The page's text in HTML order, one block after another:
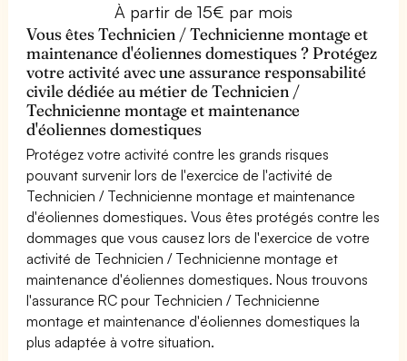
À partir de 15€ par mois
Vous êtes Technicien / Technicienne montage et
maintenance d'éoliennes domestiques ? Protégez
votre activité avec une assurance responsabilité
civile dédiée au métier de Technicien /
Technicienne montage et maintenance
d'éoliennes domestiques
Protégez votre activité contre les grands risques
pouvant survenir lors de l'exercice de l'activité de
Technicien / Technicienne montage et maintenance
d'éoliennes domestiques. Vous êtes protégés contre les
dommages que vous causez lors de l'exercice de votre
activité de Technicien / Technicienne montage et
maintenance d'éoliennes domestiques. Nous trouvons
l'assurance RC pour Technicien / Technicienne
montage et maintenance d'éoliennes domestiques la
plus adaptée à votre situation.